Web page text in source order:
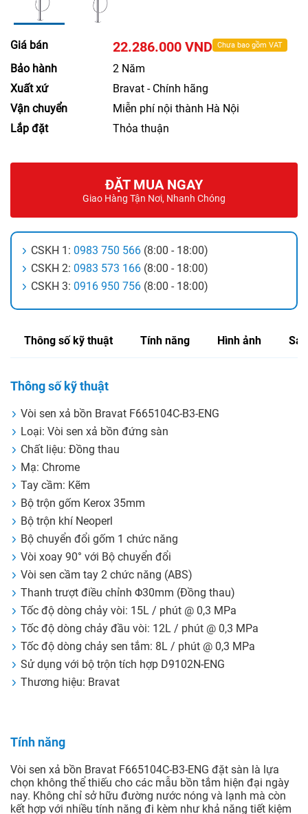
Giá bán 22.286.000 VND Chưa bao gồm VAT
Bảo hành
2 Năm
Xuất xứ
Bravat - Chính hãng
Vận chuyển
Miễn phí nội thành Hà Nội
Lắp đặt
Thỏa thuận
ĐẶT MUA NGAY
Giao Hàng Tận Nơi, Nhanh Chóng
CSKH 1: 0983 750 566 (8:00 - 18:00)
CSKH 2: 0983 573 166 (8:00 - 18:00)
CSKH 3: 0916 950 756 (8:00 - 18:00)
Thông số kỹ thuật Tính năng Hình ảnh
Thông số kỹ thuật
Vòi sen xả bồn Bravat F665104C-B3-ENG
Loại: Vòi sen xả bồn đứng sàn
Chất liệu: Đồng thau
Mạ: Chrome
Tay cầm: Kẽm
Bộ trộn gốm Kerox 35mm
Bộ trộn khí Neoperl
Bộ chuyển đổi gốm 1 chức năng
Vòi xoay 90° với Bộ chuyển đổi
Vòi sen cầm tay 2 chức năng (ABS)
Thanh trượt điều chỉnh Φ30mm (Đồng thau)
Tốc độ dòng chảy vòi: 15L / phút @ 0,3 MPa
Tốc độ dòng chảy đầu vòi: 12L / phút @ 0,3 MPa
Tốc độ dòng chảy sen tắm: 8L / phút @ 0,3 MPa
Sử dụng với bộ trộn tích hợp D9102N-ENG
Thương hiệu: Bravat
Tính năng
Vòi sen xả bồn Bravat F665104C-B3-ENG đặt sàn là lựa
chọn không thể thiếu cho các mẫu bồn tắm hiện đại ngày
nay. Không chỉ sở hữu đường nước nóng và lạnh mà còn
kết hợp với nhiều tính năng đi kèm như khả năng tiết kiệm